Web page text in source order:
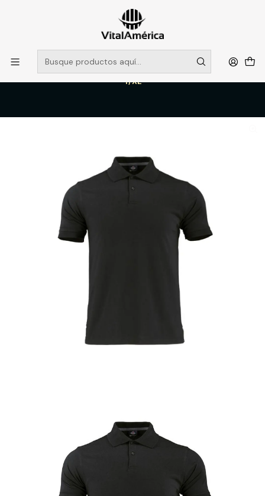
POR SISTEMA FRONTAL SOLO RETIROS EN TIENDA, DESDE
MUCHAS GRACIAS +569 5956 2237
Leer más
Catálogo
VESTIMENTA TECNICA Y CORPORATIVA
POLERAS Y CAMISAS
POLERA POLO DRYFRESH M/C HOMBRE 60% ALG 40% POLY NEGRO
T/XL